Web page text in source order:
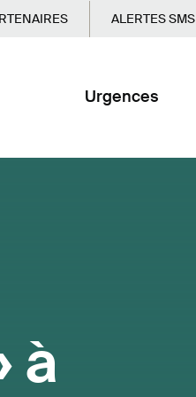
ALERTES SMS
Urgences
à